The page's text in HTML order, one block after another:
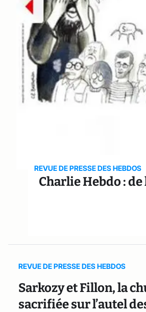
REVUE DE PRESSE DES HEBDOS
Charlie Hebdo :
REVUE DE PRESSE DES HEBDOS
Sarkozy et Fillon, la
sacrifiée sur l’autel